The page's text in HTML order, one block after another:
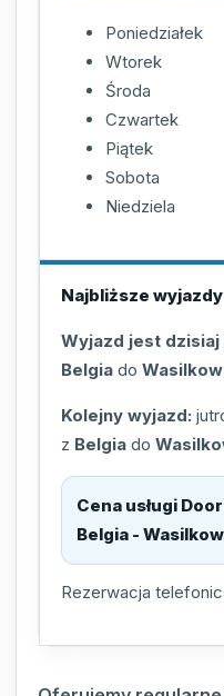
Poniedziałek
Wtorek
Środa
Czwartek
Piątek
Sobota
Niedziela
Najbliższe wyjazdy
Wyjazd jest dzisiaj
Belgia do Wasilkow
Kolejny wyjazd:
z Belgia do
Cena usługi
Belgia - Wasilkow
Rezerwacja